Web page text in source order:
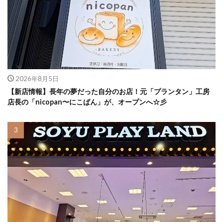
2026年8月5日
【新店情報】長年の夢だった自分のお店！元「プランタン」工房
店長の「nicopan〜にこぱん」が、オープンへ☆彡